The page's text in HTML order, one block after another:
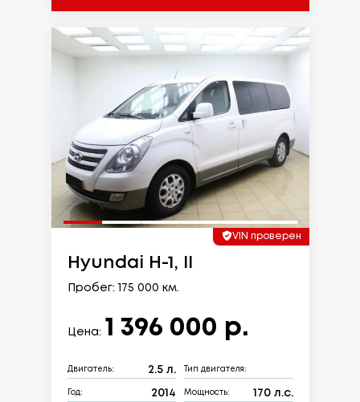
VIN проверен
Hyundai H-1, II
Пробег: 175 000 км.
Цена: 1 396 000 р.
Двигатель: 2.5 л. Тип двигателя:
Год: 2014 Мощность: 170 л.с.